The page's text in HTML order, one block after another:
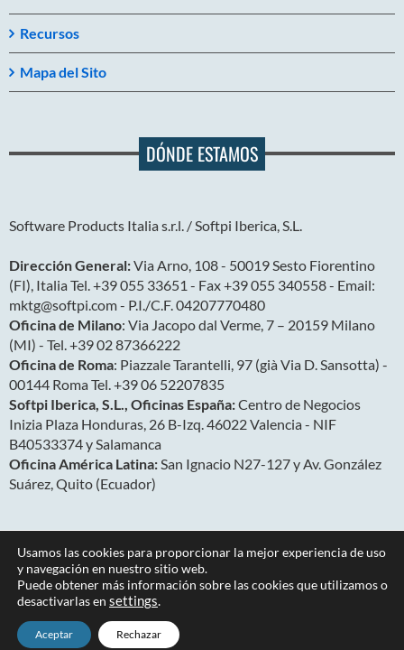
Recursos
Mapa del Sito
DÓNDE ESTAMOS
Software Products Italia s.r.l. / Softpi Iberica, S.L.
Dirección General:Via Arno, 108 - 50019 Sesto Fiorentino
(FI), Italia Tel. +39 055 33651 - Fax +39 055 340558 - Email:
mktg@softpi.com - P.I./C.F. 04207770480
Oficina de Milano: Via Jacopo dal Verme, 7 – 20159 Milano
(MI) - Tel. +39 02 87366222
Oficina de Roma: Piazzale Tarantelli, 97 (già Via D. Sansotta) -
00144 Roma Tel. +39 06 52207835
Softpi Iberica, S.L., Oficinas España:Centro de Negocios
Inizia Plaza Honduras, 26 B-Izq. 46022 Valencia - NIF
B40533374 y Salamanca
Oficina América Latina:San Ignacio N27-127 y Av. González
Suárez, Quito (Ecuador)
Copyright 2026
Usamos las cookies para proporcionar la mejor experiencia de uso
y navegación en nuestro sitio web.
Puede obtener más información sobre las cookies que utilizamos o
desactivarlas en settings.
Aceptar Rechazar